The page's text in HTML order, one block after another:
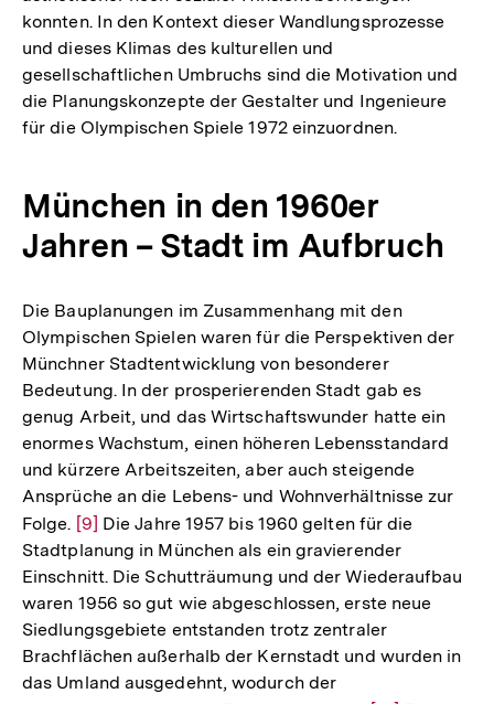
konnten. In den Kontext dieser Wandlungsprozesse
und dieses Klimas des kulturellen und
gesellschaftlichen Umbruchs sind die Motivation und
die Planungskonzepte der Gestalter und Ingenieure
für die Olympischen Spiele 1972 einzuordnen.
München in den 1960er
Jahren – Stadt im Aufbruch
Die Bauplanungen im Zusammenhang mit den
Olympischen Spielen waren für die Perspektiven der
Münchner Stadtentwicklung von besonderer
Bedeutung. In der prosperierenden Stadt gab es
genug Arbeit, und das Wirtschaftswunder hatte ein
enormes Wachstum, einen höheren Lebensstandard
und kürzere Arbeitszeiten, aber auch steigende
Ansprüche an die Lebens- und Wohnverhältnisse zur
Folge. Zur
Auflösung
der
Fußnote
[9] Die Jahre 1957 bis 1960 gelten für die
Stadtplanung in München als ein gravierender
Einschnitt. Die Schutträumung und der Wiederaufbau
waren 1956 so gut wie abgeschlossen, erste neue
Siedlungsgebiete entstanden trotz zentraler
Brachflächen außerhalb der Kernstadt und wurden in
das Umland ausgedehnt, wodurch der